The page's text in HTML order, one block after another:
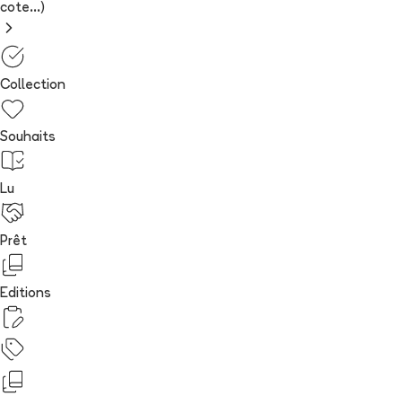
cote...)
Collection
Souhaits
Lu
Prêt
Editions